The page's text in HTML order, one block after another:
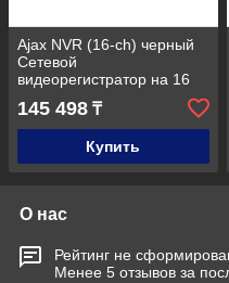
Ajax NVR (16-ch) черный
Сетевой
видеорегистратор на 16
145 498 ₸
Купить
О нас
Рейтинг не
Менее 5 отзывов за